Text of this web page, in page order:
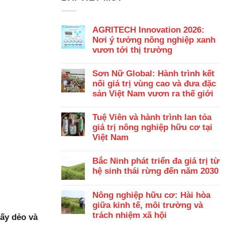
dẻo và
AGRITECH Innovation 2026:
Nơi ý tưởng nông nghiệp xanh
vươn tới thị trường
Sơn Nữ Global: Hành trình kết
nối giá trị vùng cao và đưa đặc
sản Việt Nam vươn ra thế giới
Tuệ Viên và hành trình lan tỏa
giá trị nông nghiệp hữu cơ tại
Việt Nam
Bắc Ninh phát triển đa giá trị từ
hệ sinh thái rừng đến năm 2030
Nông nghiệp hữu cơ: Hài hòa
giữa kinh tế, môi trường và
trách nhiệm xã hội